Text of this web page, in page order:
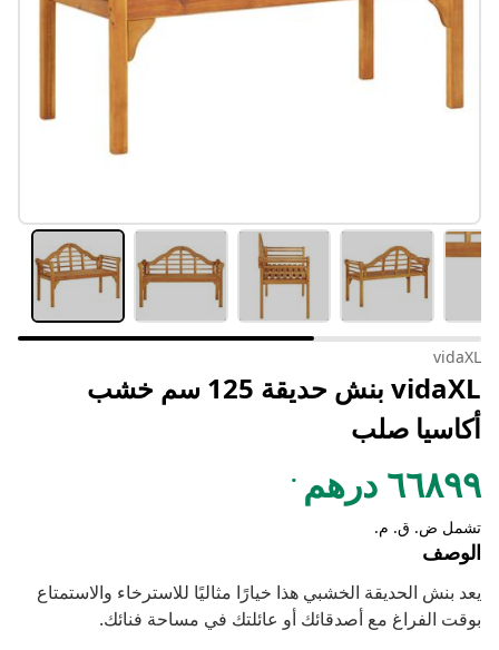
vidaXL
vidaXL بنش حديقة 125 سم خشب
أكاسيا صلب
٦٦٨٩٩ درهم .
تشمل ض. ق. م.
الوصف
يعد بنش الحديقة الخشبي هذا خيارًا مثاليًا للاسترخاء والاستمتاع
بوقت الفراغ مع أصدقائك أو عائلتك في مساحة فنائك.